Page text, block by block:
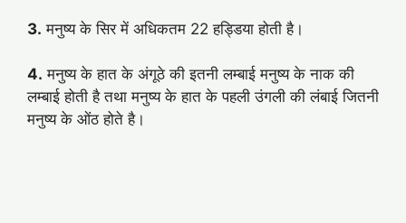
3. मनुष्य के सिर में अधिकतम 22 हड्डिया होती है।
4. मनुष्य के हात के अंगूठे की इतनी लम्बाई मनुष्य के नाक की
लम्बाई होती है तथा मनुष्य के हात के पहली उंगली की लंबाई जितनी
मनुष्य के ओंठ होते है।